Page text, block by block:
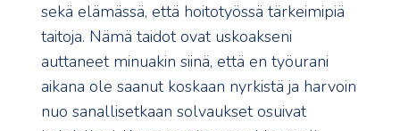
sekä elämässä, että hoitotyössä tärkeimipiä
taitoja. Nämä taidot ovat uskoakseni
auttaneet minuakin siinä, että en työurani
aikana ole saanut koskaan nyrkistä ja harvoin
nuo sanallisetkaan solvaukset osuivat